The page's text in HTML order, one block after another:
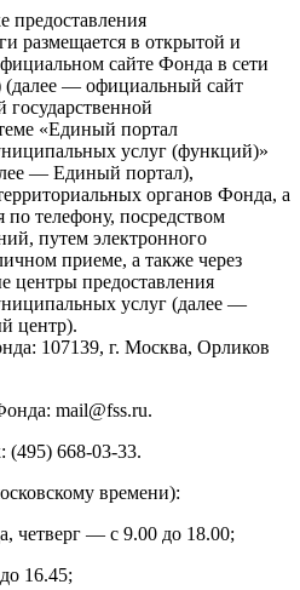
предоставления
размещается в открытой и
сайте Фонда в сети
(далее — официальный сайт
«Единый портал
услуг (функций)»
— Единый портал),
органов Фонда, а
по телефону, посредством
путем электронного
приеме, а также через
центры предоставления
услуг (далее —
центр).
107139, г. Москва, Орликов
mail@fss.ru.
(495) 668-03-33.
времени):
четверг — с 9.00 до 18.00;